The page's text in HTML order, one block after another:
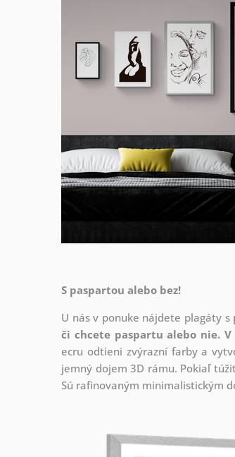
S paspartou alebo bez!
U nás v ponuke nájdete plagáty s
či chcete paspartu alebo nie.
ecru odtieni zvýrazní farby a
jemný dojem 3D rámu. Pokiaľ
Sú rafinovaným minimalistickým